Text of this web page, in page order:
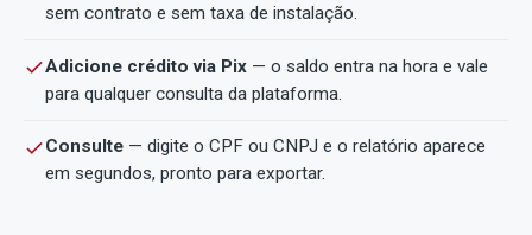
sem contrato e sem taxa de instalação.
Adicione crédito via Pix — o saldo entra na hora e vale
para qualquer consulta da plataforma.
Consulte — digite o CPF ou CNPJ e o relatório aparece
em segundos, pronto para exportar.